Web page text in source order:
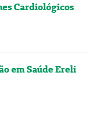
Cardiológicos
em Saúde Ereli